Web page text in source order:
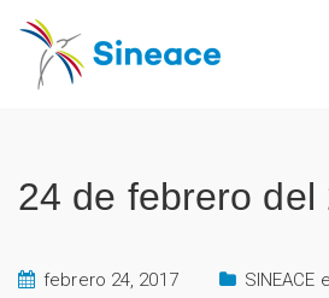
24 de febrero del
febrero 24, 2017 SINEACE